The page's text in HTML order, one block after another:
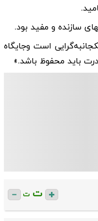
است وجایگاه
باید محفوظ باشد.»
ت ت